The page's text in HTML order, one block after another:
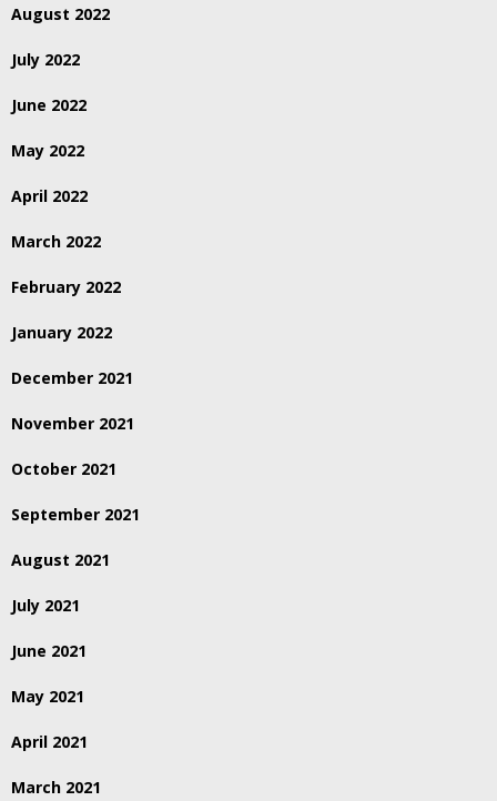
August 2022
July 2022
June 2022
May 2022
April 2022
March 2022
February 2022
January 2022
December 2021
November 2021
October 2021
September 2021
August 2021
July 2021
June 2021
May 2021
April 2021
March 2021